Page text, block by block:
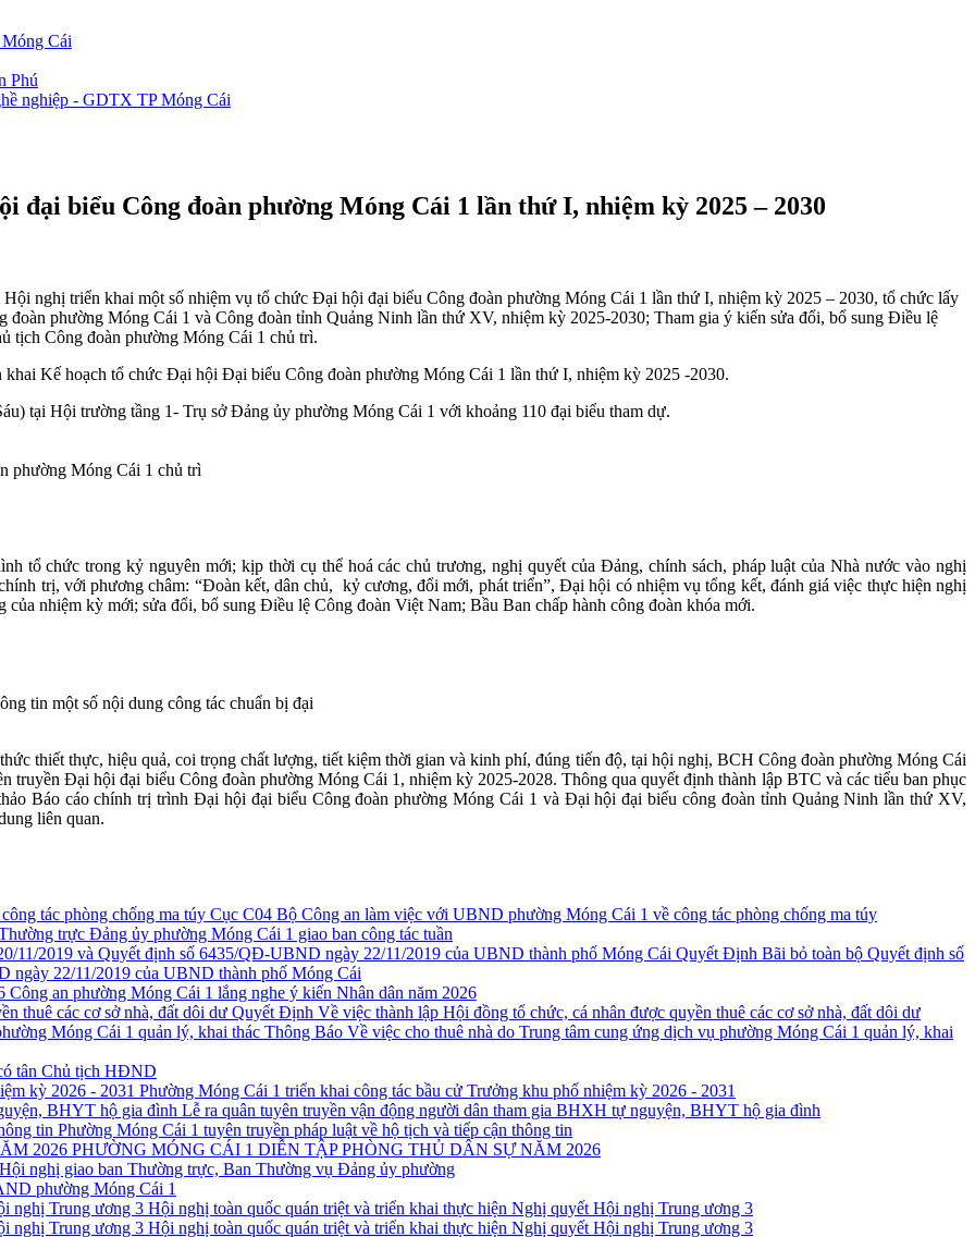
Cái
Phú
nghiệp - GDTX TP Móng Cái
biểu Công đoàn phường Móng Cái 1 lần thứ I, nhiệm kỳ 2025 – 2030
nghị triển khai một số nhiệm vụ tổ chức Đại hội đại biểu Công đoàn phường Móng Cái 1 lần thứ I, nhiệm kỳ 2025 – 2030, tổ chức lấy
phường Móng Cái 1 và Công đoàn tỉnh Quảng Ninh lần thứ XV, nhiệm kỳ 2025-2030; Tham gia ý kiến sửa đổi, bổ sung Điều lệ
tịch Công đoàn phường Móng Cái 1 chủ trì.
Kế hoạch tổ chức Đại hội Đại biểu Công đoàn phường Móng Cái 1 lần thứ I, nhiệm kỳ 2025 -2030.
tại Hội trường tầng 1- Trụ sở Đảng ủy phường Móng Cái 1 với khoảng 110 đại biểu tham dự.
phường Móng Cái 1 chủ trì
tổ chức trong kỷ nguyên mới; kịp thời cụ thể hoá các chủ trương, nghị quyết của Đảng, chính sách, pháp luật của Nhà nước vào nghị
trị, với phương châm: “Đoàn kết, dân chủ, kỷ cương, đổi mới, phát triển”, Đại hội có nhiệm vụ tổng kết, đánh giá việc thực hiện nghị
nhiệm kỳ mới; sửa đổi, bổ sung Điều lệ Công đoàn Việt Nam; Bầu Ban chấp hành công đoàn khóa mới.
tin một số nội dung công tác chuẩn bị đại
thiết thực, hiệu quả, coi trọng chất lượng, tiết kiệm thời gian và kinh phí, đúng tiến độ, tại hội nghị, BCH Công đoàn phường Móng Cái
truyền Đại hội đại biểu Công đoàn phường Móng Cái 1, nhiệm kỳ 2025-2028. Thông qua quyết định thành lập BTC và các tiểu ban phục
Báo cáo chính trị trình Đại hội đại biểu Công đoàn phường Móng Cái 1 và Đại hội đại biểu công đoàn tỉnh Quảng Ninh lần thứ XV,
liên quan.
Cục C04 Bộ Công an làm việc với UBND phường Móng Cái 1 về công tác phòng chống ma túy
trực Đảng ủy phường Móng Cái 1 giao ban công tác tuần
Quyết Định Bãi bỏ toàn bộ Quyết định số
22/11/2019 của UBND thành phố Móng Cái
Công an phường Móng Cái 1 lắng nghe ý kiến Nhân dân năm 2026
Quyết Định Về việc thành lập Hội đồng tổ chức, cá nhân được quyền thuê các cơ sở nhà, đất dôi dư
Thông Báo Về việc cho thuê nhà do Trung tâm cung ứng dịch vụ phường Móng Cái 1 quản lý, khai
tân Chủ tịch HĐND
Phường Móng Cái 1 triển khai công tác bầu cử Trưởng khu phố nhiệm kỳ 2026 - 2031
Lễ ra quân tuyên truyền vận động người dân tham gia BHXH tự nguyện, BHYT hộ gia đình
Phường Móng Cái 1 tuyên truyền pháp luật về hộ tịch và tiếp cận thông tin
PHƯỜNG MÓNG CÁI 1 DIỄN TẬP PHÒNG THỦ DÂN SỰ NĂM 2026
Hội nghị giao ban Thường trực, Ban Thường vụ Đảng ủy phường
phường Móng Cái 1
Hội nghị toàn quốc quán triệt và triển khai thực hiện Nghị quyết Hội nghị Trung ương 3
Hội nghị toàn quốc quán triệt và triển khai thực hiện Nghị quyết Hội nghị Trung ương 3